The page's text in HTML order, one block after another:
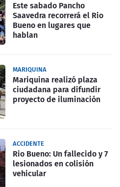
Este sabado Pancho
Saavedra recorrerá el Rio
Bueno en lugares que
hablan
MARIQUINA
Mariquina realizó plaza
ciudadana para difundir
proyecto de iluminación
ACCIDENTE
Rio Bueno: Un fallecido y 7
lesionados en colisión
vehicular